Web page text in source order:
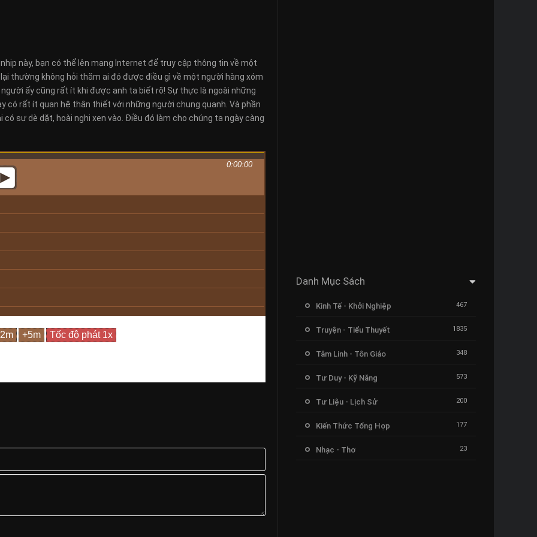
này, bạn có thể lên mạng Internet để truy cập thông tin về một
thường không hỏi thăm ai đó được điều gì về một người hàng xóm
ấy cũng rất ít khi được anh ta biết rõ! Sự thực là ngoài những
có rất ít quan hệ thân thiết với những người chung quanh. Và phần
sự dè dặt, hoài nghi xen vào. Điều đó làm cho chúng ta ngày càng
0:00:00
Danh Mục Sách
Kinh Tế - Khởi Nghiệp 467
Truyện - Tiểu Thuyết 1835
Tâm Linh - Tôn Giáo 348
Tư Duy - Kỹ Năng 573
Tư Liệu - Lịch Sử 200
Kiến Thức Tổng Hợp 177
Nhạc - Thơ 23